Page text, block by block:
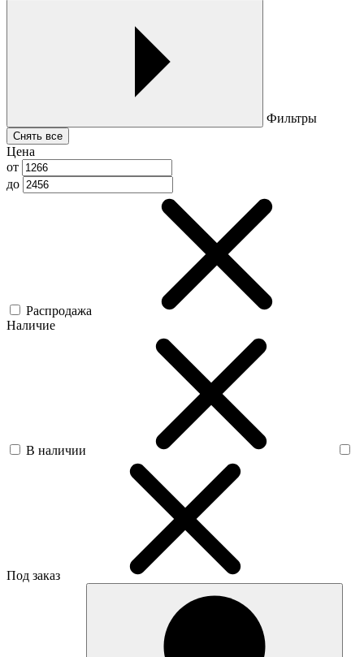
Фильтры
Снять все
Цена
от
до
Распродажа
Наличие
В наличии
Под заказ